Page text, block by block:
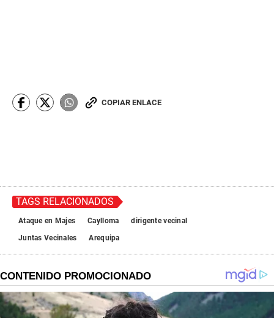
COPIAR ENLACE
TAGS RELACIONADOS
Ataque en Majes Caylloma
dirigente vecinal
Juntas Vecinales
Arequipa